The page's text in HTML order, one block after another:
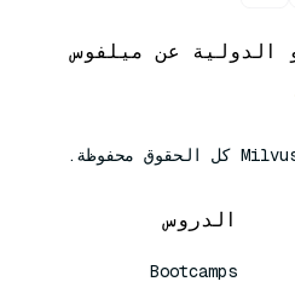
الدولية عن ميلفوس
الدروس
Bootcamps